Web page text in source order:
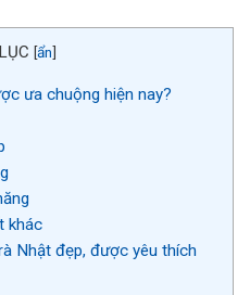
[ẩn]
ưa chuộng hiện nay?
khác
Nhật đẹp, được yêu thích